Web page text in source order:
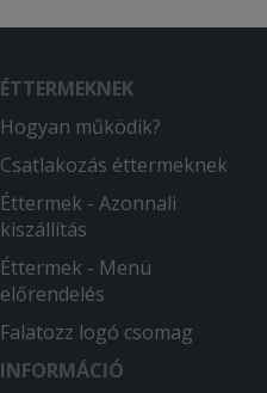
ÉTTERMEKNEK
Hogyan működik?
Csatlakozás éttermeknek
Éttermek - Azonnali
kiszállítás
Éttermek - Menü
előrendelés
Falatozz logó csomag
INFORMÁCIÓ